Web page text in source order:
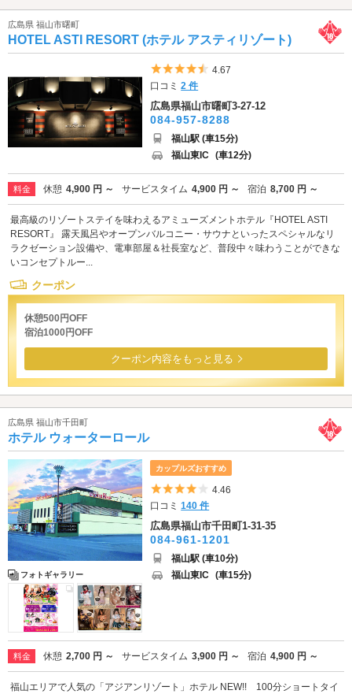
広島県 福山市曙町
HOTEL ASTI RESORT (ホテル アスティリゾート)
5つ星のうち4.5
4.67
口コミ2 件
広島県福山市曙町3-27-12
084-957-8288
福山駅 (車15分)
福山東IC (車12分)
料金 休憩 4,900 円 ～ サービスタイム 4,900 円 ～ 宿泊 8,700 円 ～
最高級のリゾートステイを味わえるアミューズメントホテル『HOTEL ASTI
RESORT』 露天風呂やオープンバルコニー・サウナといったスペシャルなリ
ラクゼーション設備や、電車部屋＆社長室など、普段中々味わうことができな
いコンセプトルー...
クーポン
休憩500円OFF
宿泊1000円OFF
クーポン内容をもっと見る
広島県 福山市千田町
ホテル ウォーターロール
フォトギャラリー
カップルズおすすめ
5つ星のうち4
4.46
口コミ140 件
広島県福山市千田町1-31-35
084-961-1201
福山駅 (車10分)
福山東IC (車15分)
料金 休憩 2,700 円 ～ サービスタイム 3,900 円 ～ 宿泊 4,900 円 ～
福山エリアで人気の「アジアンリゾート」ホテル NEW!! 100分ショートタイ